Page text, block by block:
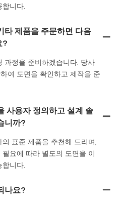
니다.
타 제품을 주문하면 다음
?
과정을 준비하겠습니다. 당사
여 도면을 확인하고 제작을 준
사용자 정의하고 설계 솔
니까?
표준 제품을 추천해 드리며,
요에 따라 별도의 도면을 이
니다.
나요?